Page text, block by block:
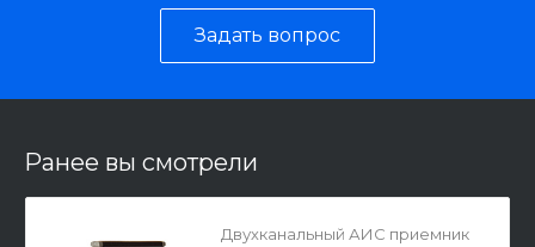
Задать вопрос
Ранее вы смотрели
Двухканальный АИС приемник